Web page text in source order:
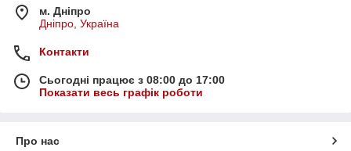
м. Дніпро
Дніпро, Україна
Контакти
Сьогодні працює з 08:00 до 17:00
Показати весь графік роботи
Про нас